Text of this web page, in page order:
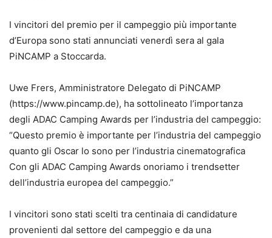
I vincitori del premio per il campeggio più importante
d’Europa sono stati annunciati venerdì sera al gala
PiNCAMP a Stoccarda.
Uwe Frers, Amministratore Delegato di PiNCAMP
(https://www.pincamp.de), ha sottolineato l’importanza
degli ADAC Camping Awards per l’industria del campeggio:
“Questo premio è importante per l’industria del campeggio
quanto gli Oscar lo sono per l’industria cinematografica
Con gli ADAC Camping Awards onoriamo i trendsetter
dell’industria europea del campeggio.”
I vincitori sono stati scelti tra centinaia di candidature
provenienti dal settore del campeggio e da una